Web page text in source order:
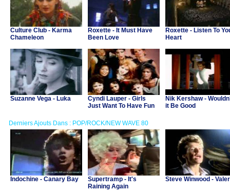
Culture Club - Karma
Chameleon
Roxette - It Must Have
Been Love
Roxette - Listen To
Heart
Suzanne Vega - Luka
Cyndi Lauper - Girls
Just Want To Have Fun
Nik Kershaw -
it Be Good
Derniers Ajouts Dans : POP/ROCK/NEW WAVE 80
Indochine - Canary Bay
Supertramp - It's
Raining Again
Steve Winwood -